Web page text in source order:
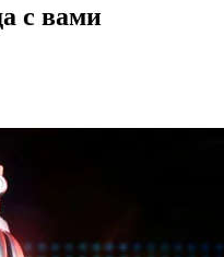
с вами